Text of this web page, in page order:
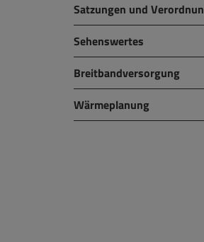
Satzungen und
Sehenswertes
Breitbandversorgung
Wärmeplanung